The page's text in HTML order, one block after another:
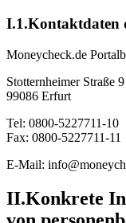
I.1.Kontaktdaten
Moneycheck.de
Stotternheimer Straße 9
99086 Erfurt
Tel: 0800-5227711-10
Fax: 0800-5227711-11
E-Mail:
II.Konkrete